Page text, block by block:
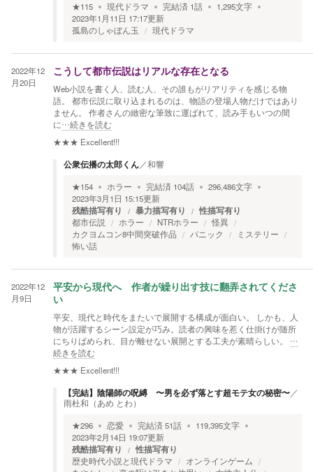
★115 現代ドラマ 完結済 1話 1,295文字
2023年1月11日 17:17更新
孤島のしゃぼん玉
現代ドラマ
2022年12
月20日
こうして都市伝説はリアルな存在となる
Web小説を書く人、読む人、その誰もがリアリティを感じる物
語。 都市伝説に取り込まれるのは、物語の登場人物だけではあり
ません。 作者さんの緻密な筆致に運ばれて、読み手もいつの間
に…続きを読む
★★★ Excellent!!!
公衆伝播の太郎くん／和響
★154 ホラー 完結済 104話 296,486文字
2023年3月1日 15:15更新
残酷描写有り 暴力描写有り 性描写有り
都市伝説 ホラー NTRホラー
怪異
カクヨムコン8中間突破作品
パニック
ミステリー
怖い話
2022年12
月9日
平安から現代へ 作者が繰り出す技に翻弄されてくださ
い
平安、現代と時代をまたいで展開する構成が面白い。 しかも、人
物が活躍するシーン設定が巧み。読者の興味を惹く仕掛けが随所
にちりばめられ、目が離せない展開とする工夫が素晴らしい。 …
続きを読む
★★★ Excellent!!!
【完結】陰陽師の呪縛 〜男を必ず落とす超モテ女の秘密〜／
雨杜和（あめ とわ）
★296 恋愛 完結済51話 119,395文字
2023年2月14日 19:07更新
残酷描写有り 性描写有り
歴史時代小説と現代ドラマ
オンラインゲーム